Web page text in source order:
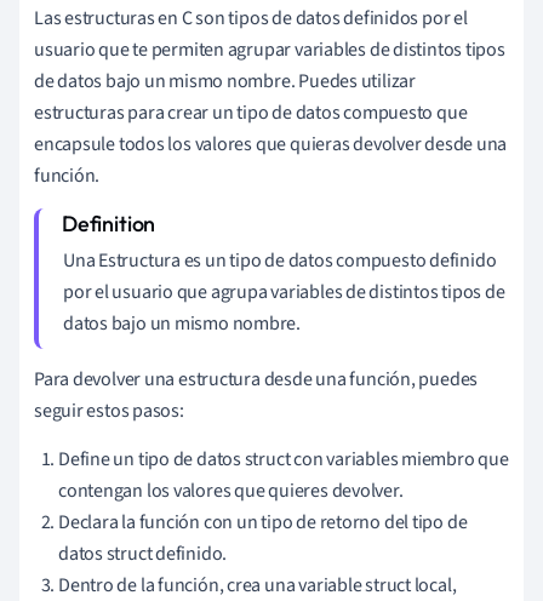
Las estructuras en C son tipos de datos definidos por el
usuario que te permiten agrupar variables de distintos tipos
de datos bajo un mismo nombre. Puedes utilizar
estructuras para crear un tipo de datos compuesto que
encapsule todos los valores que quieras devolver desde una
función.
Una Estructura es un tipo de datos compuesto definido
por el usuario que agrupa variables de distintos tipos de
datos bajo un mismo nombre.
Para devolver una estructura desde una función, puedes
seguir estos pasos:
Define un tipo de datos struct con variables miembro que
contengan los valores que quieres devolver.
Declara la función con un tipo de retorno del tipo de
datos struct definido.
Dentro de la función, crea una variable struct local,